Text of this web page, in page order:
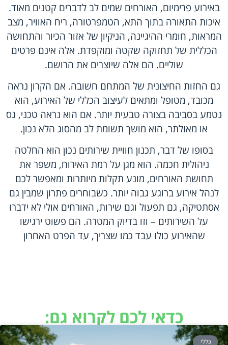
באירוע פרימיום, האורחים שמים לב לדברים קטנים מאוד.
איכות התאורה בתוך התא, הטמפרטורה, ריח האוויר, מצב
המראות, חומרי ההיגיינה, הניקיון של אזור הכיור והתחושה
הכללית של תחזוקה שקטה ומוקפדת. אלה אינם פרטים
שוליים. הם אלה שיוצרים את הרושם.
גם החזות החיצונית של המתחם חשובה. אם הקרון נראה
מכובד, מטופל ומתאים לעיצוב הכללי של האירוע, הוא
נטמע בסביבה בצורה טבעית יותר. אם הוא נראה טכני, גס
או מאולתר, הוא מושך תשומת לב מהסוג הלא נכון.
בסופו של דבר, תכנון חוויית שירותים נכון הוא החלטה
ניהולית חכמה. הוא מגן על רמת האירוח, משפר את
תחושת האורחים, מונע תקלות מיותרות ומאפשר לכם
לנהל אירוע ברוגע גבוה יותר. כשבוחרים פתרון שמבין גם
אסתטיקה, גם תפעול וגם שירות, האורחים אולי לא ידברו
על השירותים – וזו בדיוק המטרה. הם פשוט ירגישו
שהאירוע כולו עבד כמו שצריך, עד הפרט האחרון
כדאי לכם לקרוא גם:
כללי